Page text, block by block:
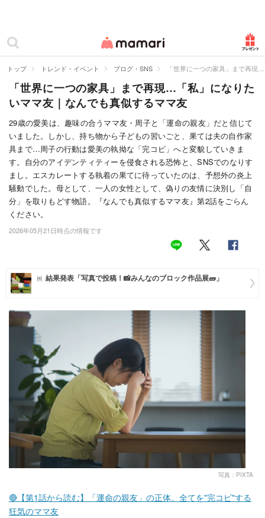
ママリ
カテゴリー一覧
妊娠
出産
赤ちゃん・育児
子育て・家族
病院
美容・ファッション
お仕事
マネー
トレンド・イベント
トップ トレンド・イベント ブログ・SNS 「世界に一つの家具」まで再現
「世界に一つの家具」まで再現…「私」になりた
いママ友｜なんでも真似するママ友
29歳の愛美は、趣味の合うママ友・周子と「運命の親友」だと信じて
いました。しかし、持ち物から子どもの習いごと、果ては夫の自作家
具まで…周子の行動は愛美の執拗な「完コピ」へと変貌していきま
す。自分のアイデンティティーを侵食される恐怖と、SNSでのなりす
まし。エスカレートする執着の果てに待っていたのは、予想外の炎上
騒動でした。母として、一人の女性として、偽りの友情に決別し「自
分」を取りもどす物語。『なんでも真似するママ友』第2話をごらん
ください。
2026年05月21日時点の情報です
結果発表「写真で投稿！📸みんなのブロック作品展🧱」
写真：PIXTA
🔴【第1話から読む】「運命の親友」の正体。全てを"完コピ"する
狂気のママ友